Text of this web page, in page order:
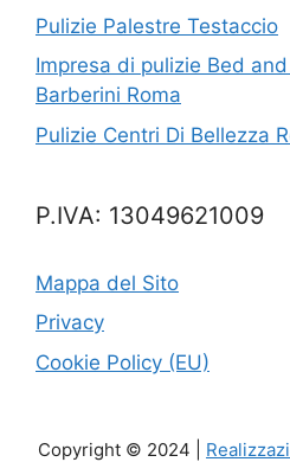
Pulizie Palestre Testaccio
Impresa di pulizie Bed
Barberini Roma
Pulizie Centri Di Bellezza
P.IVA: 13049621009
Mappa del Sito
Privacy
Cookie Policy (EU)
Copyright © 2024 |